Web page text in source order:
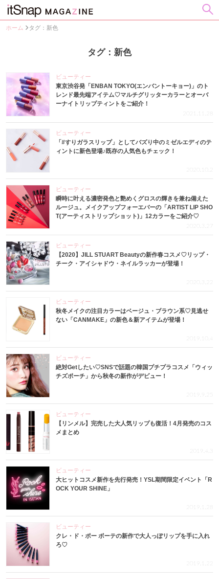
ホーム タグ：新色
タグ：新色
ビューティー
東京渋谷発「ENBAN TOKYO(エンバントーキョー)」のト
レンド最先端アイテム♡マルチグリッターカラーとオーバ
ーナイトリップティントをご紹介！
2021.11.28
ビューティー
「#すりガラスリップ」としてバズり中のミゼルエディのテ
ィントに新色登場♪既存の人気色もチェック！
2020.10.2
ビューティー
瞬時に叶える濃密発色と艶めくグロスの輝きを兼ね備えた
ルージュ。メイクアップフォーエバーの「ARTIST LIP SHO
T(アーティストリップショット)」12カラーをご紹介♡
2020.3.27
ビューティー
【2020】JILL STUART Beautyの新作春コスメ♡リップ・
チーク・アイシャドウ・ネイルラッカーが登場！
2020.3.22
ビューティー
秋冬メイクの注目カラーはベージュ・ブラウン系♡見逃せ
ない「CANMAKE」の新色＆新アイテムが登場！
2019.10.4
ビューティー
絶対Getしたい♡SNSで話題の韓国プチプラコスメ「ウィッ
チズポーチ」から秋冬の新作がデビュー！
2019.9.25
ビューティー
【リンメル】完売した大人気リップも復活！4月発売のコス
メまとめ
2019.4.3
ビューティー
大ヒットコスメ新作を先行発売！YSL期間限定イベント「R
OCK YOUR SHINE」
2019.1.28
ビューティー
クレ・ド・ポー ボーテの新作で大人っぽリップを手に入れ
ろ♡
2019.1.22